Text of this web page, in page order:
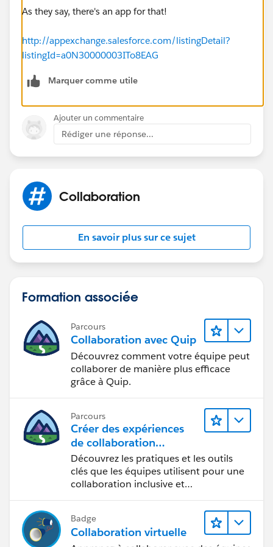
As they say, there's an app for that!
http://appexchange.salesforce.com/listingDetail?
listingId=a0N30000003ITo8EAG
Marquer comme utile
Ajouter un commentaire
Rédiger une réponse...
Collaboration
En savoir plus sur ce sujet
Formation associée
Parcours
Collaboration avec Quip
Découvrez comment votre équipe peut
collaborer de manière plus efficace
grâce à Quip.
Parcours
Créer des expériences
de collaboration
inclusives lors du
processus de conception
Découvrez les pratiques et les outils
clés que les équipes utilisent pour une
collaboration inclusive et
interdisciplinaire.
Badge
Collaboration virtuelle